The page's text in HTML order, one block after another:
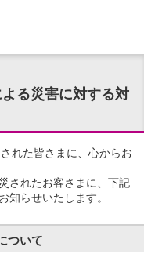
る災害に対する対
れた皆さまに、心からお
されたお客さまに、下記
知らせいたします。
ついて